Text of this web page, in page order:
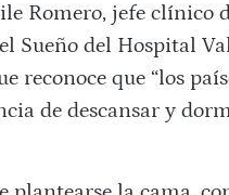
Romero, jefe clínico
Sueño del Hospital
reconoce que “los
de descansar y